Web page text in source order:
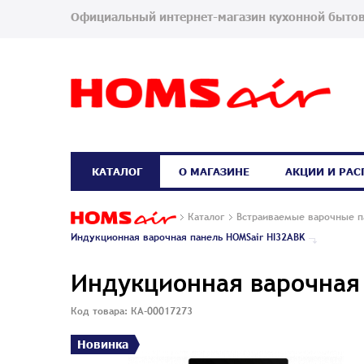
Официальный интернет-магазин кухонной
Каталог
Встраиваемые варочные
Индукционная варочная панель HOMSair HI32ABK
Индукционная
Код товара: КА-00017273
Новинка
КАТАЛОГ О МАГАЗИНЕ АКЦИИ И